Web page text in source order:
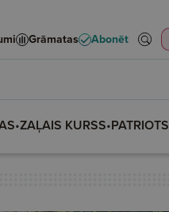
Grāmatas Abonēt
•ZAĻAIS KURSS•PATRIOTS